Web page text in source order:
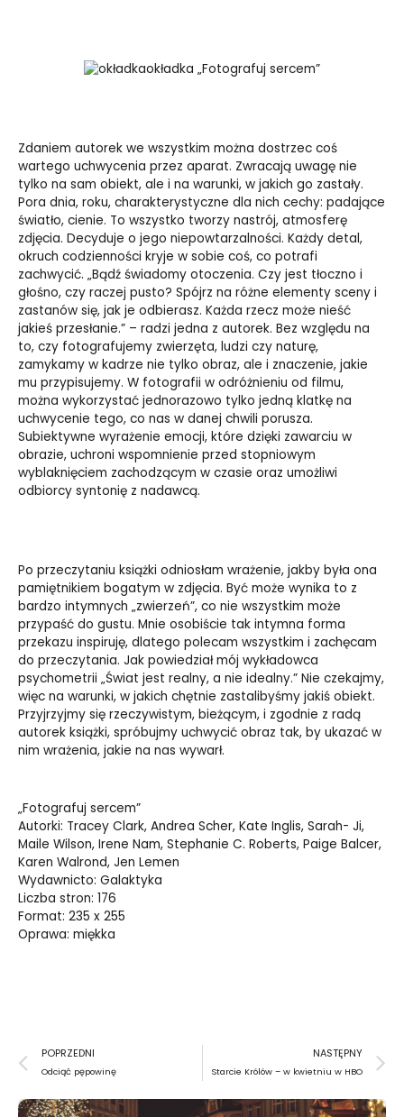
okładka „Fotografuj sercem”
Zdaniem autorek we wszystkim można dostrzec coś
wartego uchwycenia przez aparat. Zwracają uwagę nie
tylko na sam obiekt, ale i na warunki, w jakich go zastały.
Pora dnia, roku, charakterystyczne dla nich cechy: padające
światło, cienie. To wszystko tworzy nastrój, atmosferę
zdjęcia. Decyduje o jego niepowtarzalności. Każdy detal,
okruch codzienności kryje w sobie coś, co potrafi
zachwycić. „Bądź świadomy otoczenia. Czy jest tłoczno i
głośno, czy raczej pusto? Spójrz na różne elementy sceny i
zastanów się, jak je odbierasz. Każda rzecz może nieść
jakieś przesłanie.” – radzi jedna z autorek. Bez względu na
to, czy fotografujemy zwierzęta, ludzi czy naturę,
zamykamy w kadrze nie tylko obraz, ale i znaczenie, jakie
mu przypisujemy. W fotografii w odróżnieniu od filmu,
można wykorzystać jednorazowo tylko jedną klatkę na
uchwycenie tego, co nas w danej chwili porusza.
Subiektywne wyrażenie emocji, które dzięki zawarciu w
obrazie, uchroni wspomnienie przed stopniowym
wyblaknięciem zachodzącym w czasie oraz umożliwi
odbiorcy syntonię z nadawcą.
Po przeczytaniu książki odniosłam wrażenie, jakby była ona
pamiętnikiem bogatym w zdjęcia. Być może wynika to z
bardzo intymnych „zwierzeń”, co nie wszystkim może
przypaść do gustu. Mnie osobiście tak intymna forma
przekazu inspiruję, dlatego polecam wszystkim i zachęcam
do przeczytania. Jak powiedział mój wykładowca
psychometrii „Świat jest realny, a nie idealny.” Nie czekajmy,
więc na warunki, w jakich chętnie zastalibyśmy jakiś obiekt.
Przyjrzyjmy się rzeczywistym, bieżącym, i zgodnie z radą
autorek książki, spróbujmy uchwycić obraz tak, by ukazać w
nim wrażenia, jakie na nas wywarł.
„Fotografuj sercem”
Autorki: Tracey Clark, Andrea Scher, Kate Inglis, Sarah- Ji,
Maile Wilson, Irene Nam, Stephanie C. Roberts, Paige Balcer,
Karen Walrond, Jen Lemen
Wydawnicto: Galaktyka
Liczba stron: 176
Format: 235 x 255
Oprawa: miękka
Prev
POPRZEDNI
Odciąć pępowinę
NASTĘPNY
Starcie Królów – w kwietniu w HBO